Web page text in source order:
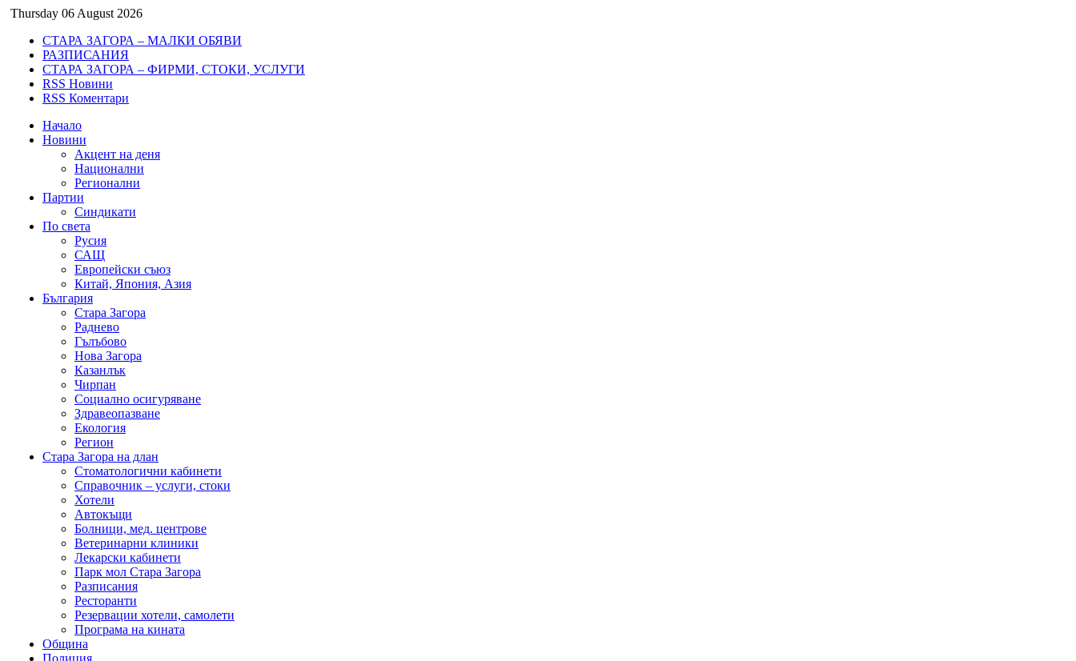
Thursday 06 August 2026
СТАРА ЗАГОРА – МАЛКИ ОБЯВИ
РАЗПИСАНИЯ
СТАРА ЗАГОРА – ФИРМИ, СТОКИ, УСЛУГИ
RSS Новини
RSS Коментари
Начало
Новини
Акцент на деня
Национални
Регионални
Партии
Синдикати
По света
Русия
САЩ
Европейски съюз
Китай, Япония, Азия
България
Стара Загора
Раднево
Гълъбово
Нова Загора
Казанлък
Чирпан
Социално осигуряване
Здравеопазване
Екология
Регион
Стара Загора на длан
Стоматологични кабинети
Справочник – услуги, стоки
Хотели
Автокъщи
Болници, мед. центрове
Ветеринарни клиники
Лекарски кабинети
Парк мол Стара Загора
Разписания
Ресторанти
Резервации хотели, самолети
Програма на кината
Община
Полиция